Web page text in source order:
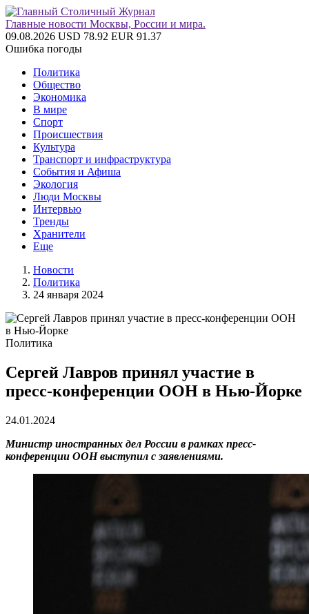
Главные новости Москвы, России и мира.
09.08.2026 USD 78.92 EUR 91.37
Ошибка погоды
Политика
Общество
Экономика
В мире
Спорт
Происшествия
Культура
Транспорт и инфраструктура
События и Афиша
Экология
Люди Москвы
Интервью
Тренды
Хранители
Еще
Новости
Политика
24 января 2024
Политика
Сергей Лавров принял участие в
пресс-конференции ООН в Нью-Йорке
24.01.2024
Министр иностранных дел России в рамках пресс-
конференции ООН выступил с заявлениями.